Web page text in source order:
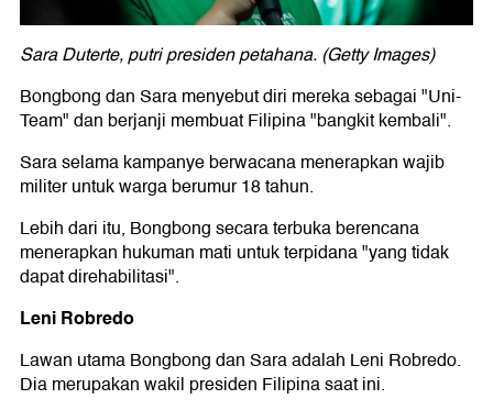
Sara Duterte, putri presiden petahana. (Getty Images)
Bongbong dan Sara menyebut diri mereka sebagai "Uni-
Team" dan berjanji membuat Filipina "bangkit kembali".
Sara selama kampanye berwacana menerapkan wajib
militer untuk warga berumur 18 tahun.
Lebih dari itu, Bongbong secara terbuka berencana
menerapkan hukuman mati untuk terpidana "yang tidak
dapat direhabilitasi".
Leni Robredo
Lawan utama Bongbong dan Sara adalah Leni Robredo.
Dia merupakan wakil presiden Filipina saat ini.